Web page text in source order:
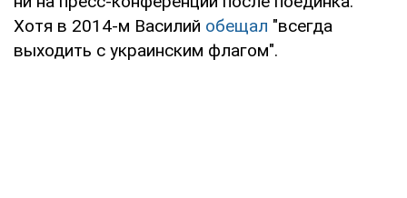
Хотя в 2014-м Василий обещал "всегда
выходить с украинским флагом".